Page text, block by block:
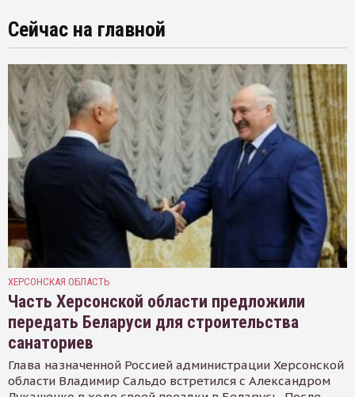
Сейчас на главной
ХЕРСОНСКАЯ ОБЛАСТЬ
Часть Херсонской области предложили
передать Беларуси для строительства
санаториев
Глава назначенной Россией администрации Херсонской
области Владимир Сальдо встретился с Александром